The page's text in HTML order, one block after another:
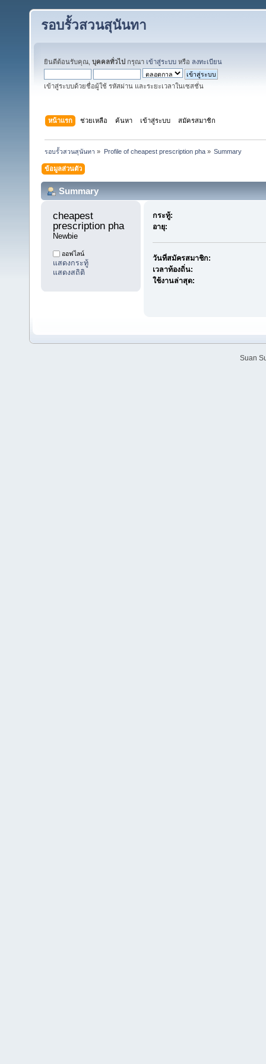
รอบรั้วสวนสุนันทา
ยินดีต้อนรับคุณ, บุคคลทั่วไป กรุณา เข้าสู่ระบบ หรือ ลงทะเบียน
เข้าสู่ระบบด้วยชื่อผู้ใช้ รหัสผ่าน และระยะเวลาในเซสชั่น
หน้าแรก ช่วยเหลือ ค้นหา เข้าสู่ระบบ สมัครสมาชิก
รอบรั้วสวนสุนันทา » Profile of cheapest prescription pha» Summary
ข้อมูลส่วนตัว
Summary
cheapest
prescription pha
Newbie
ออฟไลน์
แสดงกระทู้
แสดงสถิติ
กระทู้:
อายุ:
วันที่สมัครสมาชิก:
เวลาท้องถิ่น:
ใช้งานล่าสุด:
Suan